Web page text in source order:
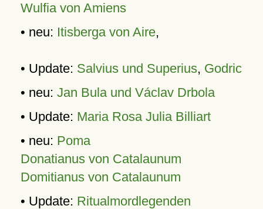
Wulfia von Amiens
• neu: Itisberga von Aire,
• Update: Salvius und Superius, Godric
• neu: Jan Bula und Václav Drbola
• Update: Maria Rosa Julia Billiart
• neu: Poma
Donatianus von Catalaunum
Domitianus von Catalaunum
• Update: Ritualmordlegenden